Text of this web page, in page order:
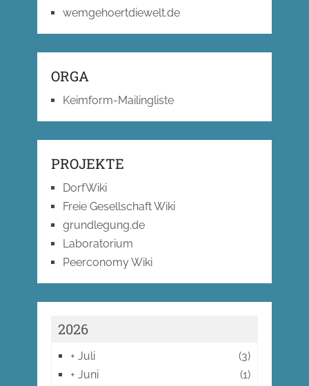
wemgehoertdiewelt.de
ORGA
Keimform-Mailingliste
PROJEKTE
DorfWiki
Freie Gesellschaft Wiki
grundlegung.de
Laboratorium
Peerconomy Wiki
2026
+ Juli
(3)
+ Juni
(1)